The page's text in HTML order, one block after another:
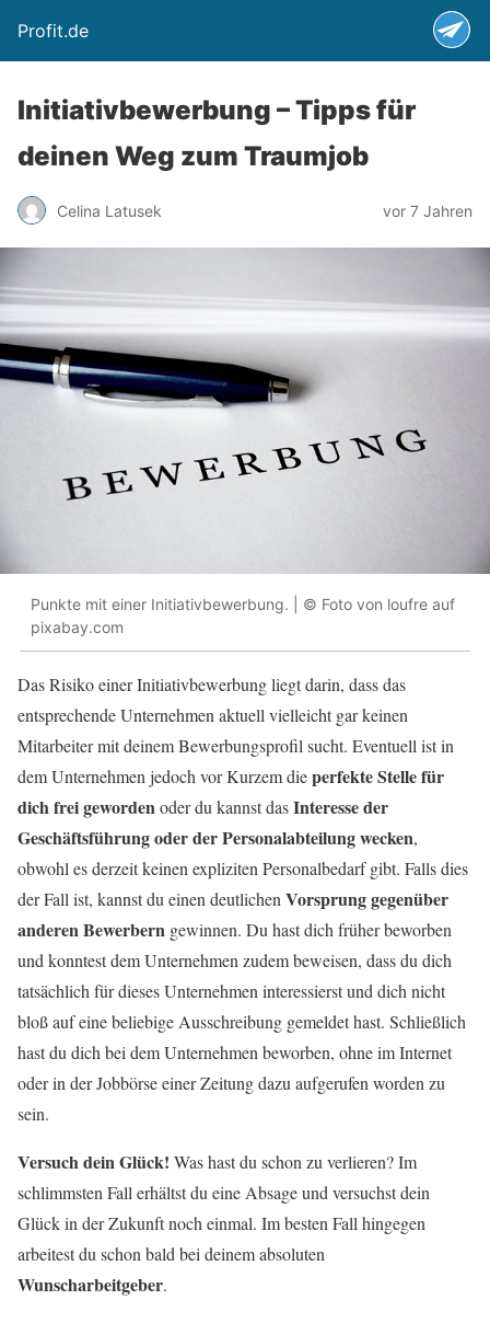
Profit.de
Initiativbewerbung – Tipps für
deinen Weg zum Traumjob
Celina Latusek vor 7 Jahren
Punkte mit einer Initiativbewerbung. | © Foto von loufre auf
pixabay.com
Das Risiko einer Initiativbewerbung liegt darin, dass das
entsprechende Unternehmen aktuell vielleicht gar keinen
Mitarbeiter mit deinem Bewerbungsprofil sucht. Eventuell ist in
dem Unternehmen jedoch vor Kurzem dieperfekte Stelle für
dich frei gewordenoder du kannst dasInteresse der
Geschäftsführung oder der Personalabteilung wecken,
obwohl es derzeit keinen expliziten Personalbedarf gibt. Falls dies
der Fall ist, kannst du einen deutlichen Vorsprung gegenüber
anderen Bewerbern gewinnen. Du hast dich früher beworben
und konntest dem Unternehmen zudem beweisen, dass du dich
tatsächlich für dieses Unternehmen interessierst und dich nicht
bloß auf eine beliebige Ausschreibung gemeldet hast. Schließlich
hast du dich bei dem Unternehmen beworben, ohne im Internet
oder in der Jobbörse einer Zeitung dazu aufgerufen worden zu
sein.
Versuch dein Glück! Was hast du schon zu verlieren? Im
schlimmsten Fall erhältst du eine Absage und versuchst dein
Glück in der Zukunft noch einmal. Im besten Fall hingegen
arbeitest du schon bald bei deinem absoluten
Wunscharbeitgeber.